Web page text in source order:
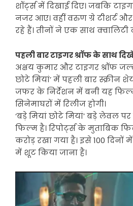
शॉर्ट्स में दिखाई दिए। जबकि
नजर आए। वहीं वरुण ग्रे टीशर्ट
रहे हैं। तीनों ने एक साथ क्वालिटी
पहली बार टाइगर श्रॉफ के साथ
अक्षय कुमार और टाइगर श्रॉफ
छोटे मियां’ में पहली बार स्क्रीन
जफर के निर्देशन में बनी यह
सिनेमाघरों में रिलीज होगी।
‘बड़े मियां छोटे मियां’ बड़े लेवल
फिल्म है। रिपोर्ट्स के मुताबिक
करोड़ रखा गया है। इसे 100 दिनों
में शूट किया जाना है।